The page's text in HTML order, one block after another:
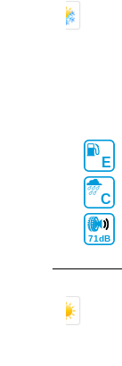
E
C
71dB